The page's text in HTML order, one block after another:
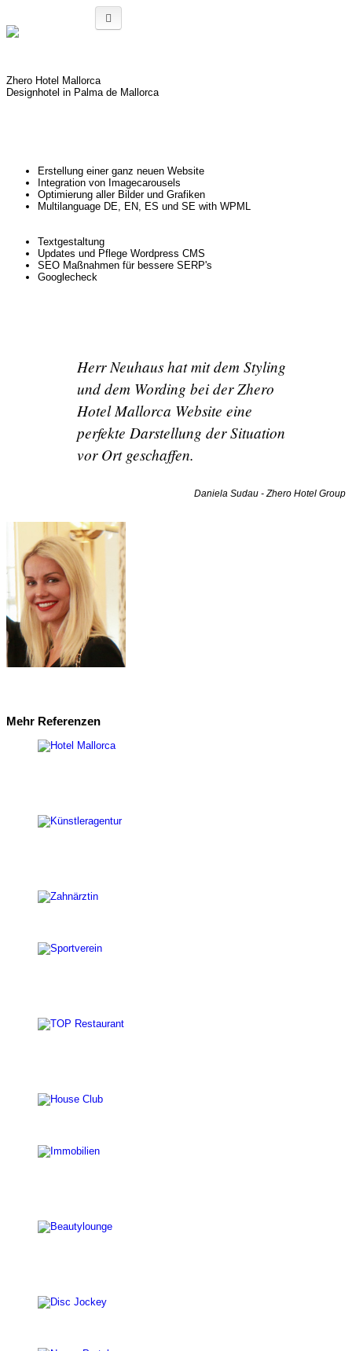
Zahnärztin
Zhero Hotel Mallorca
Designhotel in Palma de Mallorca
Erstellung einer ganz neuen Website
Integration von Imagecarousels
Optimierung aller Bilder und Grafiken
Multilanguage DE, EN, ES und SE with WPML
Textgestaltung
Updates und Pflege Wordpress CMS
SEO Maßnahmen für bessere SERP's
Googlecheck
Herr Neuhaus hat mit dem Styling
und dem Wording bei der Zhero
Hotel Mallorca Website eine
perfekte Darstellung der Situation
vor Ort geschaffen.
Daniela Sudau - Zhero Hotel Group
Mehr Referenzen